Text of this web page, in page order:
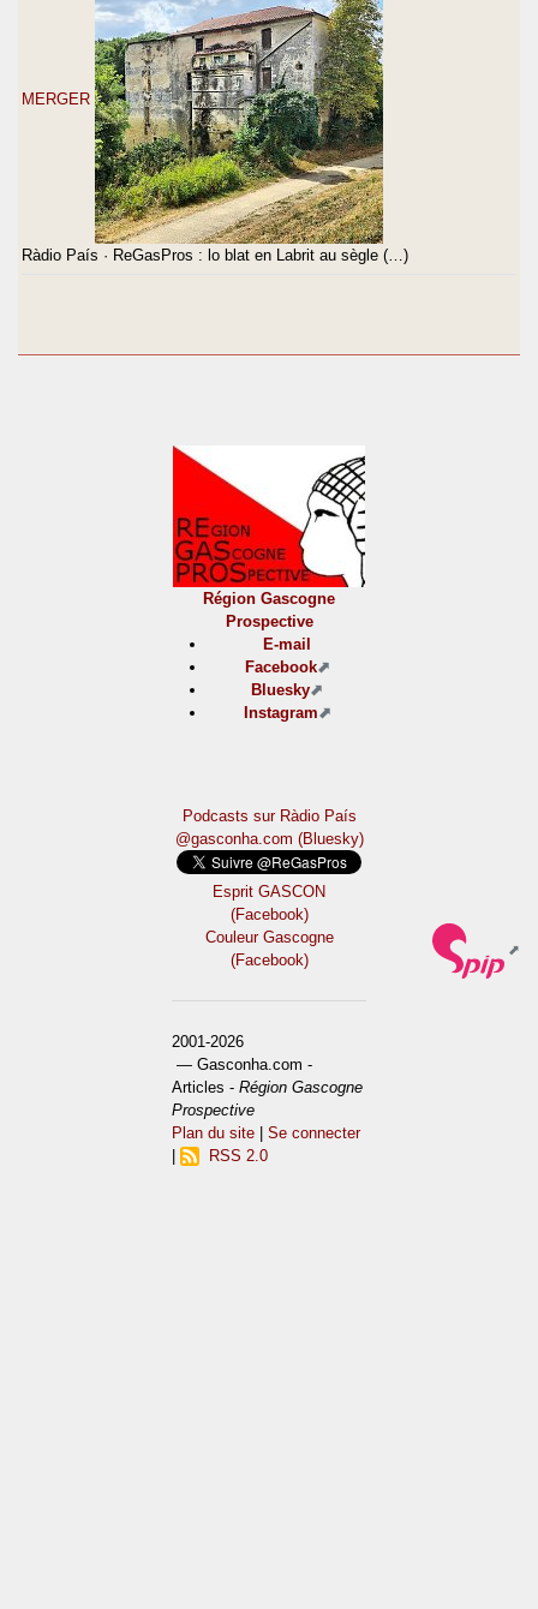
MERGER
Ràdio País · ReGasPros : lo blat en Labrit au sègle (…)
Région Gascogne
Prospective
E-mail
Facebook
Bluesky
Instagram
Podcasts sur Ràdio País
@gasconha.com (Bluesky)
Esprit GASCON
(Facebook)
Couleur Gascogne
(Facebook)
2001-2026
— Gasconha.com -
Articles -Région Gascogne
Prospective
Plan du site |Se connecter
RSS 2.0